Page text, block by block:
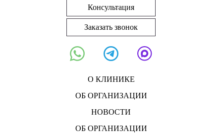
Консультация
Заказать звонок
О КЛИНИКЕ
ОБ ОРГАНИЗАЦИИ
НОВОСТИ
ОБ ОРГАНИЗАЦИИ